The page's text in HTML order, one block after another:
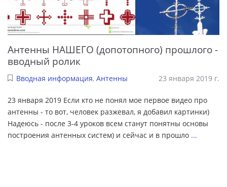
Антенны НАШЕГО (допотопного) прошлого -
вводный ролик
Вводная информация, Антенны 23 января 2019 г.
23 января 2019 Если кто не понял мое первое видео про
антенны - то вот, человек разжевал, я добавил картинки)
Надеюсь - после 3-4 уроков всем станут понятны основы
построения антенных систем) и сейчас и в прошло ...